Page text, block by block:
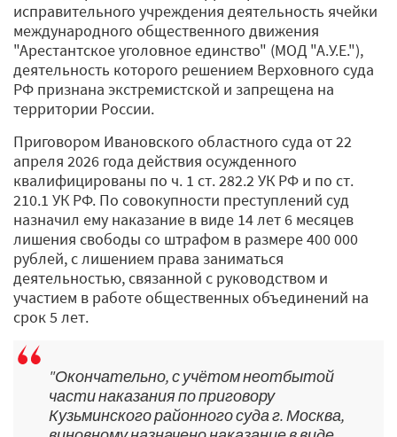
исправительного учреждения деятельность ячейки
международного общественного движения
"Арестантское уголовное единство" (МОД "А.У.Е."),
деятельность которого решением Верховного суда
РФ признана экстремистской и запрещена на
территории России.
Приговором Ивановского областного суда от 22
апреля 2026 года действия осужденного
квалифицированы по ч. 1 ст. 282.2 УК РФ и по ст.
210.1 УК РФ. По совокупности преступлений суд
назначил ему наказание в виде 14 лет 6 месяцев
лишения свободы со штрафом в размере 400 000
рублей, с лишением права заниматься
деятельностью, связанной с руководством и
участием в работе общественных объединений на
срок 5 лет.
"Окончательно, с учётом неотбытой
части наказания по приговору
Кузьминского районного суда г. Москва,